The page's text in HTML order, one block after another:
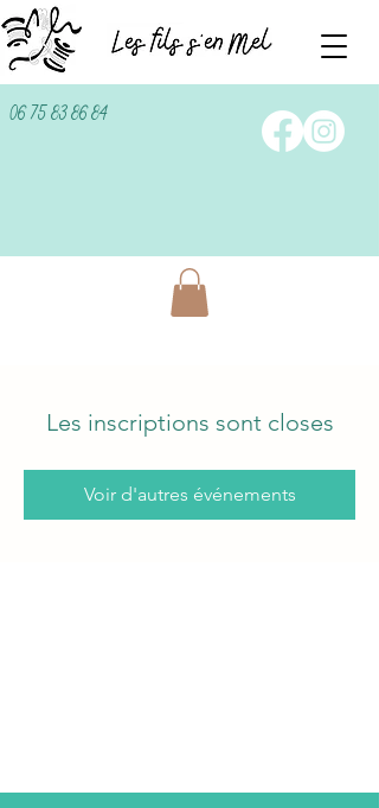
06 75 83 86 84
Les inscriptions sont closes
Voir d'autres événements